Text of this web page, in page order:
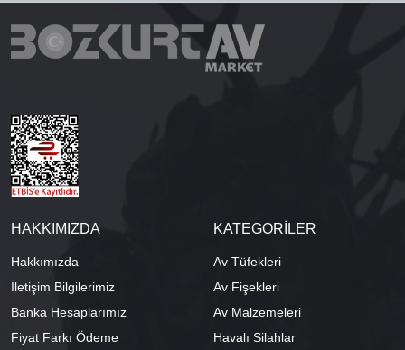
HAKKIMIZDA
Hakkımızda
İletişim Bilgilerimiz
Banka Hesaplarımız
Fiyat Farkı Ödeme
KATEGORİLER
Av Tüfekleri
Av Fişekleri
Av Malzemeleri
Havalı Silahlar